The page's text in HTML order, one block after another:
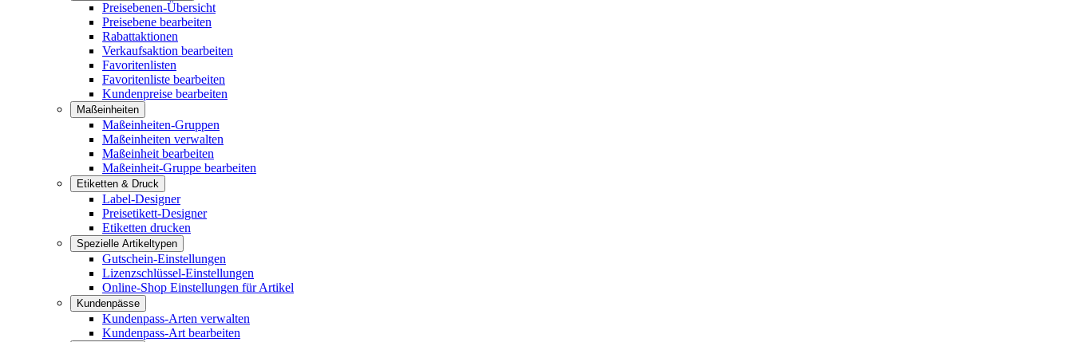
Preisebenen-Übersicht
Preisebene bearbeiten
Rabattaktionen
Verkaufsaktion bearbeiten
Favoritenlisten
Favoritenliste bearbeiten
Kundenpreise bearbeiten
Maßeinheiten
Maßeinheiten-Gruppen
Maßeinheiten verwalten
Maßeinheit bearbeiten
Maßeinheit-Gruppe bearbeiten
Etiketten & Druck
Label-Designer
Preisetikett-Designer
Etiketten drucken
Spezielle Artikeltypen
Gutschein-Einstellungen
Lizenzschlüssel-Einstellungen
Online-Shop Einstellungen für Artikel
Kundenpässe
Kundenpass-Arten verwalten
Kundenpass-Art bearbeiten